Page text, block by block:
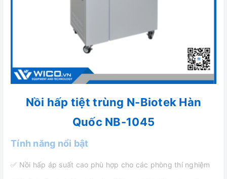
Nồi hấp tiệt trùng N-Biotek Hàn
Quốc NB-1045
Tính năng nổi bật
✅ Nồi hấp áp suất cao phù hợp cho các phòng thí nghiệm